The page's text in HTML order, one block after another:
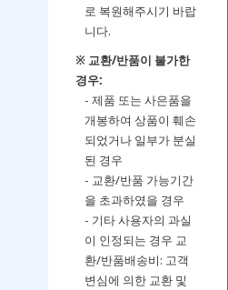
로 복원해주시기 바랍
니다.
※ 교환/반품이 불가한
경우:
- 제품 또는 사은품을
개봉하여 상품이 훼손
되었거나 일부가 분실
된 경우
- 교환/반품 가능기간
을 초과하였을 경우
- 기타 사용자의 과실
이 인정되는 경우 교
환/반품배송비: 고객
변심에 의한 교환 및